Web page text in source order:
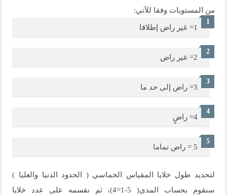
من المستويات وفقا للآتي:
1= غير راض إطلاقا
2= غير راض
3= راض إلى حد ما
4= راضٍ
5 = راض تماما
لتحديد طول خلايا المقياس الخماسي ( الحدود الدنيا والعليا )
سنقوم بحساب المدى( 5-1=4)، ثم نقسمه على عدد خلايا